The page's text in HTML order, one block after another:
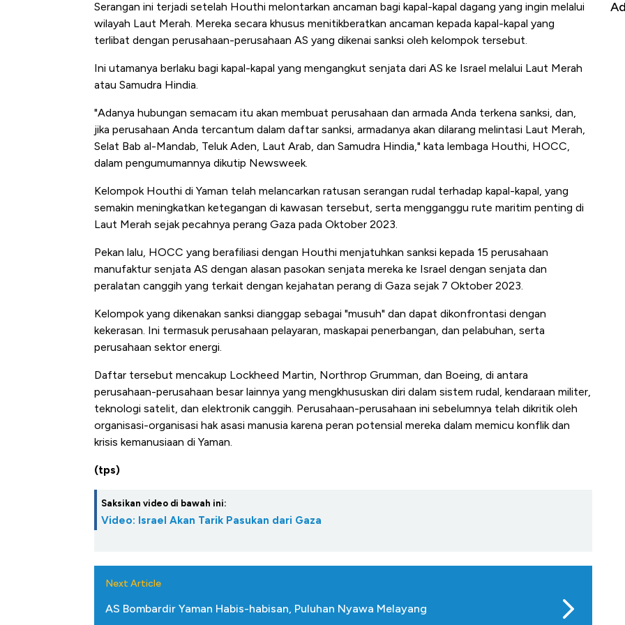
Serangan ini terjadi setelah Houthi melontarkan ancaman bagi kapal-kapal dagang yang ingin melalui
wilayah Laut Merah. Mereka secara khusus menitikberatkan ancaman kepada kapal-kapal yang
terlibat dengan perusahaan-perusahaan AS yang dikenai sanksi oleh kelompok tersebut.
Ini utamanya berlaku bagi kapal-kapal yang mengangkut senjata dari AS ke Israel melalui Laut Merah
atau Samudra Hindia.
"Adanya hubungan semacam itu akan membuat perusahaan dan armada Anda terkena sanksi, dan,
jika perusahaan Anda tercantum dalam daftar sanksi, armadanya akan dilarang melintasi Laut Merah,
Selat Bab al-Mandab, Teluk Aden, Laut Arab, dan Samudra Hindia," kata lembaga Houthi, HOCC,
dalam pengumumannya dikutip Newsweek.
Kelompok Houthi di Yaman telah melancarkan ratusan serangan rudal terhadap kapal-kapal, yang
semakin meningkatkan ketegangan di kawasan tersebut, serta mengganggu rute maritim penting di
Laut Merah sejak pecahnya perang Gaza pada Oktober 2023.
Pekan lalu, HOCC yang berafiliasi dengan Houthi menjatuhkan sanksi kepada 15 perusahaan
manufaktur senjata AS dengan alasan pasokan senjata mereka ke Israel dengan senjata dan
peralatan canggih yang terkait dengan kejahatan perang di Gaza sejak 7 Oktober 2023.
Kelompok yang dikenakan sanksi dianggap sebagai "musuh" dan dapat dikonfrontasi dengan
kekerasan. Ini termasuk perusahaan pelayaran, maskapai penerbangan, dan pelabuhan, serta
perusahaan sektor energi.
Daftar tersebut mencakup Lockheed Martin, Northrop Grumman, dan Boeing, di antara
perusahaan-perusahaan besar lainnya yang mengkhususkan diri dalam sistem rudal, kendaraan militer,
teknologi satelit, dan elektronik canggih. Perusahaan-perusahaan ini sebelumnya telah dikritik oleh
organisasi-organisasi hak asasi manusia karena peran potensial mereka dalam memicu konflik dan
krisis kemanusiaan di Yaman.
(tps)
Saksikan video di bawah ini:
Video: Israel Akan Tarik Pasukan dari Gaza
Next Article
AS Bombardir Yaman Habis-habisan, Puluhan Nyawa Melayang
Alas Kaki Tumbuh Double Digit
Ada Jawa!